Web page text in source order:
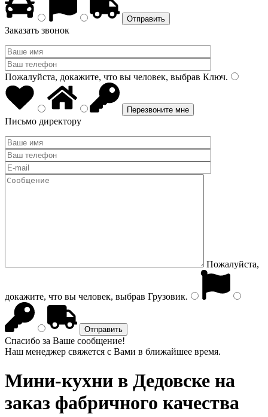
Заказать звонок
Пожалуйста, докажите, что вы человек, выбрав Ключ.
Письмо директору
Пожалуйста,
докажите, что вы человек, выбрав Грузовик.
Спасибо за Ваше сообщение!
Наш менеджер свяжется с Вами в ближайшее время.
Мини-кухни в Дедовске на
заказ фабричного качества